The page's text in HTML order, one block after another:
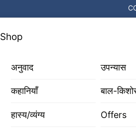
Shop
अनुवाद उपन्यास
कहानियाँ बाल-
हास्य/व्यंग्य Offers